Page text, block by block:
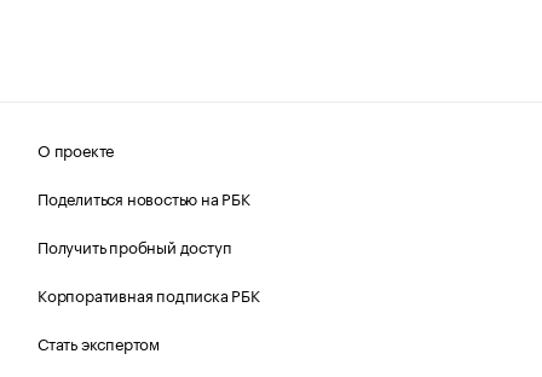
О проекте
Поделиться новостью на РБК
Получить пробный доступ
Корпоративная подписка РБК
Стать экспертом